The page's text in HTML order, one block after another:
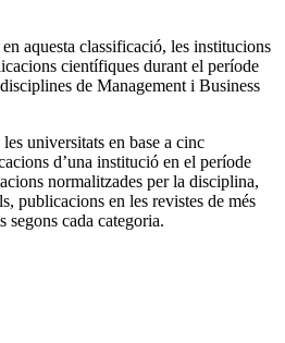
aquesta classificació, les institucions
científiques durant el període
de Management i Business
universitats en base a cinc
d’una institució en el període
normalitzades per la disciplina,
publicacions en les revistes de més
segons cada categoria.